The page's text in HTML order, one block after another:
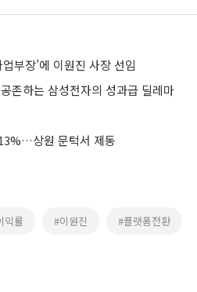
부장’에 이원진 사장 선임
존하는 삼성전자의 성과급 딜레마
상원 문턱서 제동
익률 #이원진 #플랫폼전환